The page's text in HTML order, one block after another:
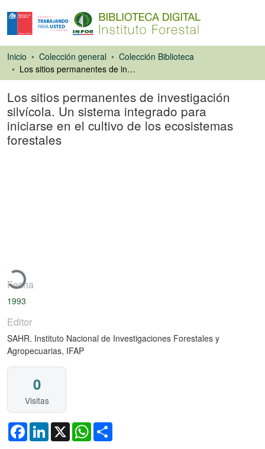
Inicio Colección general
Colección Biblioteca
Los sitios permanentes de investigación silvícola. Un sistema integrado para iniciarse en el cultivo de los ecosistemas forestales
Los sitios permanentes de investigación
silvícola. Un sistema integrado para
iniciarse en el cultivo de los ecosistemas
forestales
Cargando...
Fecha
1993
Editor
SAHR. Instituto Nacional de Investigaciones Forestales y
Agropecuarias, IFAP
0
Visitas
FacebookLinkedIn
X WhatsApp